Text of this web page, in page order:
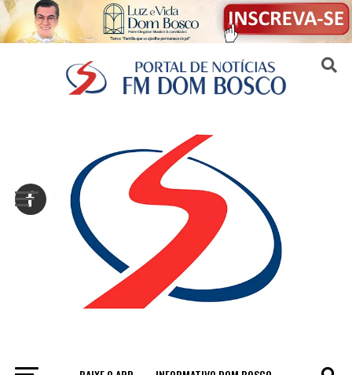
Sair da versão mobile